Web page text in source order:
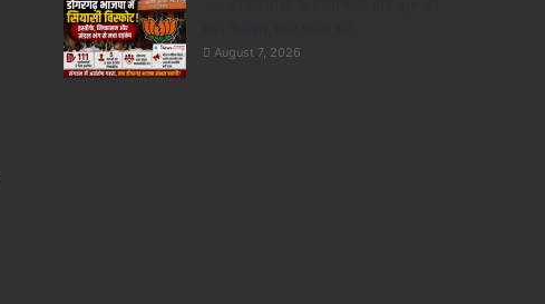
August 7, 2026